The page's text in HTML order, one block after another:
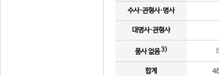
수사·관형사·명사
대명사·관형사
품사 없음3)
합계